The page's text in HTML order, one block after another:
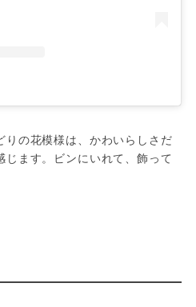
りの花模様は、かわいらしさだ
ます。ビンにいれて、飾って